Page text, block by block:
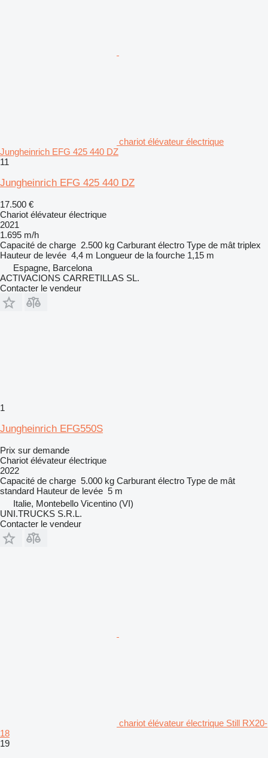
chariot élévateur électrique
Jungheinrich EFG 425 440 DZ
11
Jungheinrich EFG 425 440 DZ
17.500 €
Chariot élévateur électrique
2021
1.695 m/h
Capacité de charge 2.500 kg Carburant électro Type de mât triplex
Hauteur de levée 4,4 m Longueur de la fourche 1,15 m
Espagne, Barcelona
ACTIVACIONS CARRETILLAS SL.
Contacter le vendeur
1
Jungheinrich EFG550S
Prix sur demande
Chariot élévateur électrique
2022
Capacité de charge 5.000 kg Carburant électro Type de mât
standard Hauteur de levée 5 m
Italie, Montebello Vicentino (VI)
UNI.TRUCKS S.R.L.
Contacter le vendeur
chariot élévateur électrique Still RX20-
18
19